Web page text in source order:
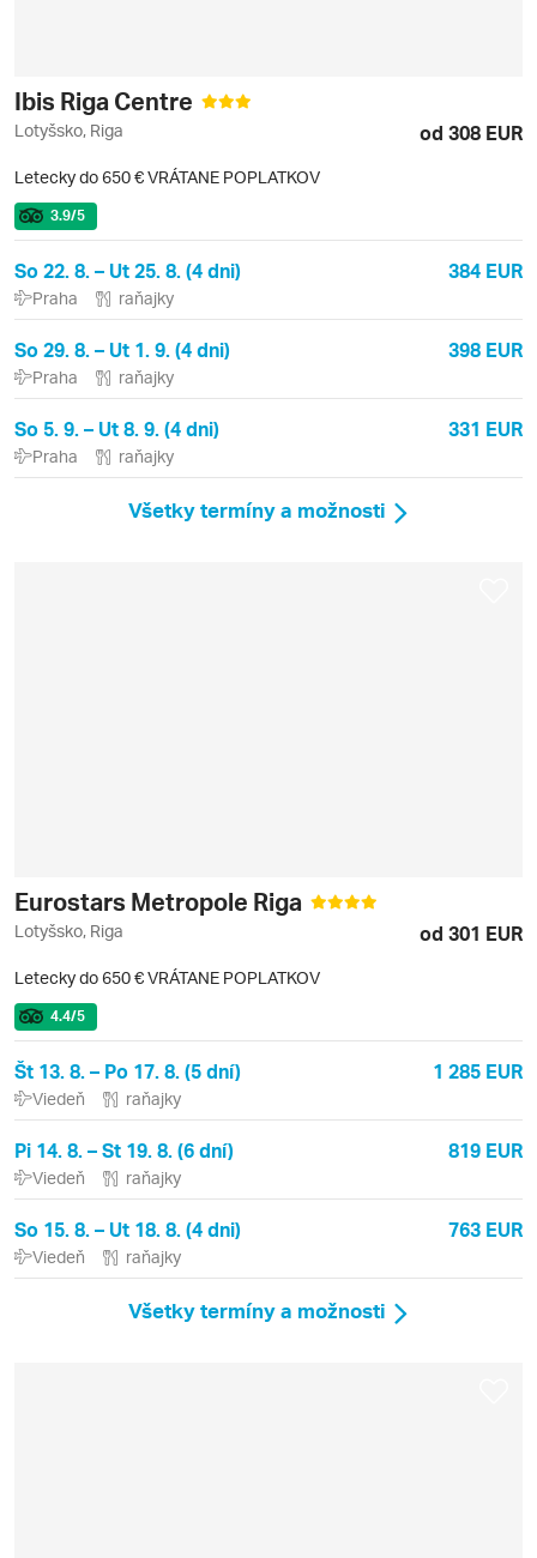
Ibis Riga Centre
Lotyšsko, Riga od 308 EUR
Letecky do 650 € VRÁTANE POPLATKOV
3.9/5
So 22. 8. – Ut 25. 8. (4 dni) 384 EUR
Praha raňajky
So 29. 8. – Ut 1. 9. (4 dni) 398 EUR
Praha raňajky
So 5. 9. – Ut 8. 9. (4 dni) 331 EUR
Praha raňajky
Všetky termíny a možnosti
Eurostars Metropole Riga
Lotyšsko, Riga od 301 EUR
Letecky do 650 € VRÁTANE POPLATKOV
4.4/5
Št 13. 8. – Po 17. 8. (5 dní) 1 285 EUR
Viedeň raňajky
Pi 14. 8. – St 19. 8. (6 dní) 819 EUR
Viedeň raňajky
So 15. 8. – Ut 18. 8. (4 dni) 763 EUR
Viedeň raňajky
Všetky termíny a možnosti